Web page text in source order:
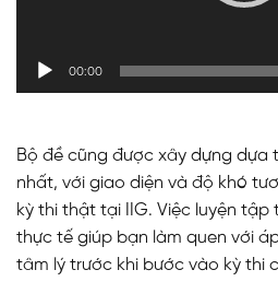
00:00
Bộ đề cũng được xây dựng dựa
nhất, với giao diện và độ khó
kỳ thi thật tại IIG. Việc luyện
thực tế giúp bạn làm quen với
tâm lý trước khi bước vào kỳ thi